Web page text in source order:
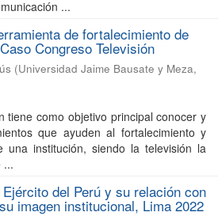
...
de fortalecimiento de
Congreso Televisión
(Universidad Jaime Bausate y Meza,
tiene como objetivo principal conocer y
que ayuden al fortalecimiento y
una institución, siendo la televisión la
...
del Perú y su relación con
imagen institucional, Lima 2022